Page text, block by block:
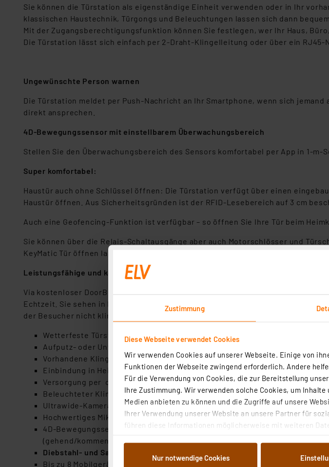
Zustimmung
Diese Webseite verwendet Cookies
Wir verwenden Cookies auf unserer Webseite. Einige von
Funktionen der Webseite zwingend erforderlich. Andere
Für die Verwendung von Cookies, die zur Bereitstellung
Ihre Zustimmung. Wir verwenden solche Cookies, um
Medien anbieten zu können und die Zugriffe auf unsere
Ihrer Verwendung unserer Website an unsere Partner für
führen diese Informationen möglicherweise mit weiteren
Weiterverarbeitung für die nachfolgend dargestellten bzw.
Nur notwendige Cookies
Sie können die Türstation als eigenständige Einheit verwenden oder in Ihr
klassischen Haustechnik, Türgongs und Beleuchtungen lassen sich dann
Mit der Zugangsberechtigungsfunktion können Sie festlegen, wer Ihr Haus,
Die Türstation lässt sich einfach per 2-Draht-Klingelleitung oder über ein RJ45-
Ungewünschte Person warnen
Die Türstation meldet per Push-Nachricht an Ihr Smartphone, wenn sich
direkt ansprechen.
4D-Bewegungssensor mit einstellbarem Überwachungsbereich
Stellen Sie den Überwachungsbereich des Sensors komfortabel per App in 1-m-
Super komfortabel:
Haustür auch ohne Schlüssel öffnen: Die Türstation verfügt über einen
Haustür öffnen. Aus Sicherheitsgründen ist der RFID-Lesebereich auf 3 cm
Auch eine Geofencing-Funktion ist verfügbar – so öffnen Sie Ihre Tür beim
Sie können über die Relais-Schaltausgänge aber auch Motorschlösser und
KeyMatic Tür öffnen lassen (Smart Home Zentrale CCU3 oder CCU2 erforderlich).
Leistungsfähige und kostenlose App
Via kostenloser DoorBird App (Android/iOS) können Sie per Mobilgerät bei
Echtzeit. Sie sehen in HDTV-Auflösung, wer klingelt, und können mit der
der Besucher nicht klingelt, sondern per Bewegungssensor detektiert wurde
Wetterfeste Türstation (Schutzart IP65) mit nachtsichtfähiger HD-Kamera
Aufputz- oder Unterputzmontage (Gehäuse muss separat erworben werden)
Vorhandene Klingelverdrahtung verwendbar: 2-Draht-Ethernet-PoE-
Einbindung in Heimnetzwerk via LAN
Versorgung per optional erhältlichem Steckernetzteil oder PoE Injektor
Beleuchteter Klingeltaster optional mit Edelstahlplättchen mit
Ultrawide-Kamera mit 180°-Überwachungsbereich, 12 IR-LEDs für
Hochwertiges Mikrofon mit Echo- und Rauschunterdrückungsfunktion
4D-Bewegungssensor mit 10 m Reichweite, Reichweite und Aktion (z. B.
(gehend/kommend)) per App einstellbar
Diebstahl- und Sabotageschutz:
fest verschraubt mit 2 Spezialschrauben
Bis zu 8 Mobilgeräte (Android/iOS) anbindbar